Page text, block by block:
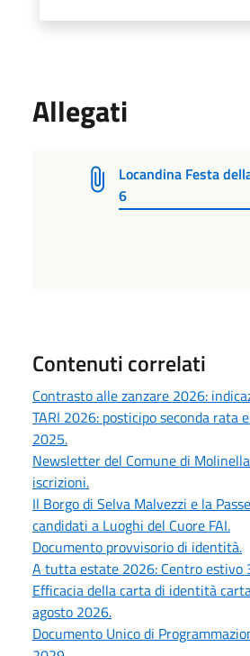
Allegati
Locandina Festa
6
Contenuti correlati
Contrasto alle zanzare 2026:
TARI 2026: posticipo seconda rata
2025.
Newsletter del Comune di
iscrizioni.
Il Borgo di Selva Malvezzi e la
candidati a Luoghi del Cuore FAI.
Documento provvisorio di identità.
A tutta estate 2026: Centro estivo
Efficacia della carta di identità
agosto 2026.
Documento Unico di